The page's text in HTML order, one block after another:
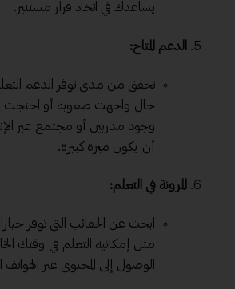
يساعدك في اتخاذ قرار مستنير.
الدعم المتاح:
تحقق من مدى توفر الدعم
حال واجهت صعوبة أو احتجت
وجود مدربين أو مجتمع عبر
أن يكون ميزة كبيرة.
المرونة في التعلم:
ابحث عن الحقائب التي توفر
مثل إمكانية التعلم في وقتك
الوصول إلى المحتوى عبر الهواتف